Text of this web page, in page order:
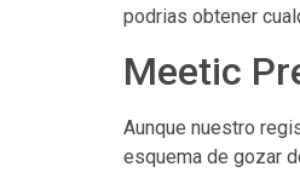
podrias obtener
Meetic
Aunque nuestro
esquema de gozar